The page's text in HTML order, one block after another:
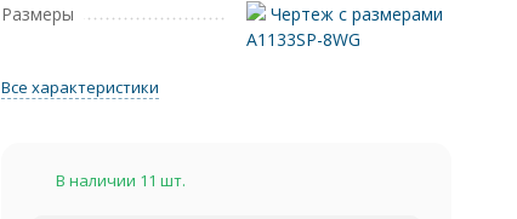
Размеры
Чертеж с размерами
A1133SP-8WG
Все характеристики
В наличии 11 шт.